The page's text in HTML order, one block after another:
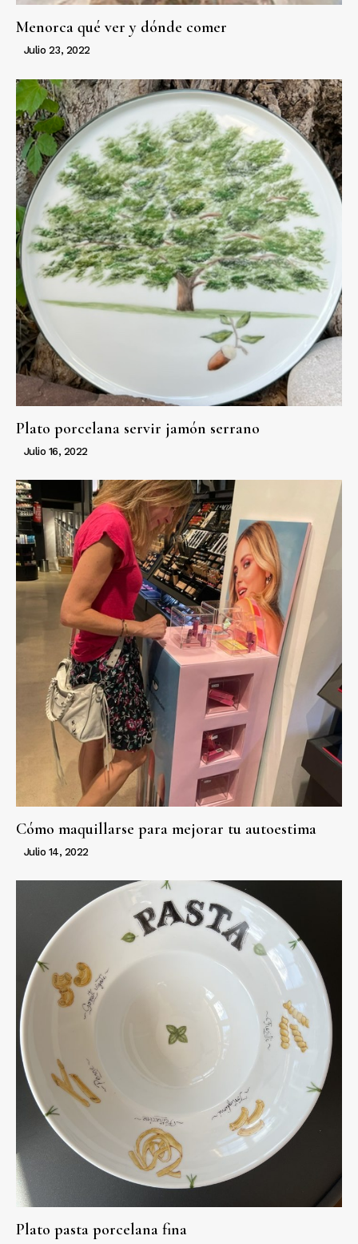
Menorca qué ver y dónde comer
Julio 23, 2022
Plato porcelana servir jamón serrano
Julio 16, 2022
Cómo maquillarse para mejorar tu autoestima
Julio 14, 2022
Plato pasta porcelana fina